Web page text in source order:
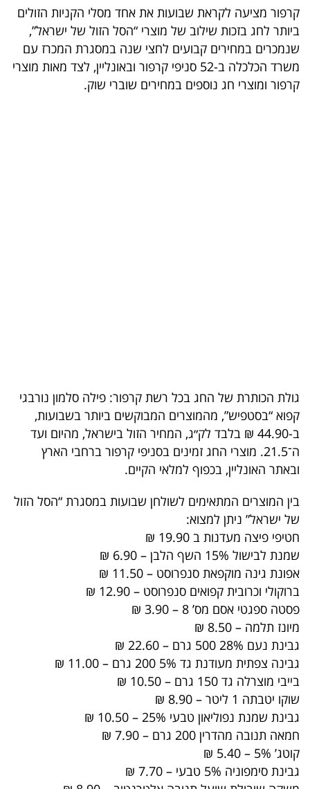
ספורט
קריירה
ולימודים
מינויים
הכלכלי
פודקאסט
40
UNDER
40
שיתופי
פעולה
דרושים
ניוזלטרים
מייל
אדום
קרפור מציעה לקראת שבועות את אחד מסלי הקניות הזולים
ביותר לחג בזכות שילוב של מוצרי “הסל הזול של ישראל”,
שנמכרים במחירים קבועים לחצי שנה במסגרת המכרז עם
משרד הכלכלה ב-52 סניפי קרפור ובאונליין, לצד מאות מוצרי
קרפור ומוצרי חג נוספים במחירים שוברי שוק.
גולת הכותרת של החג בכל רשת קרפור: פילה סלמון נורבגי
קפוא “בסטפיש”, מהמוצרים המבוקשים ביותר בשבועות,
ב-44.90 ₪ בלבד לק״ג, המחיר הזול בישראל, מהיום ועד
ה־21.5. מוצרי החג זמינים בסניפי קרפור ברחבי הארץ
ובאתר האונליין, בכפוף למלאי הקיים.
בין המוצרים המתאימים לשולחן שבועות במסגרת “הסל הזול
של ישראל” ניתן למצוא:
חטיפי פיצה מעדנות ב 19.90 ₪
שמנת לבישול 15% השף הלבן – 6.90 ₪
אפונת גינה מוקפאת סנפרוסט – 11.50 ₪
ברוקולי וכרובית קפואים סנפרוסט – 12.90 ₪
פסטה ספגטי אסם מס’ 8 – 3.90 ₪
מיונז תלמה – 8.50 ₪
גבינת נעם 28% 500 גרם – 22.60 ₪
גבינה צפתית מעודנת גד 5% 200 גרם – 11.00 ₪
בייבי מוצרלה גד 150 גרם – 10.50 ₪
שוקו יטבתה 1 ליטר – 8.90 ₪
גבינת שמנת נפוליאון טבעי 25% – 10.50 ₪
חמאה תנובה מהדרין 200 גרם – 7.90 ₪
קוטג’ 5% – 5.40 ₪
גבינת סימפוניה 5% טבעי – 7.70 ₪